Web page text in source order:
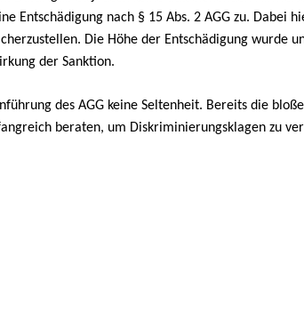
Entschädigung nach § 15 Abs. 2 AGG zu. Dabei
Die Höhe der Entschädigung wurde
der Sanktion.
des AGG keine Seltenheit. Bereits die
beraten, um Diskriminierungsklagen zu